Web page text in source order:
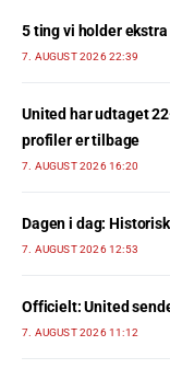
5 ting vi holder
7. AUGUST 2026 22:39
United har udtaget
profiler er tilbage
7. AUGUST 2026 16:20
Dagen i dag:
7. AUGUST 2026 12:53
Officielt: United
7. AUGUST 2026 11:12